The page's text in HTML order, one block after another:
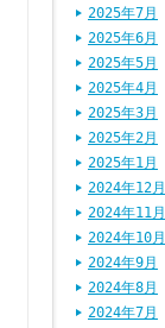
2025年7月
2025年6月
2025年5月
2025年4月
2025年3月
2025年2月
2025年1月
2024年12月
2024年11月
2024年10月
2024年9月
2024年8月
2024年7月